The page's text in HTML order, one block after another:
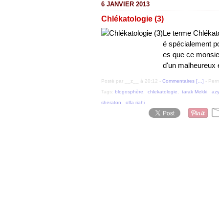
6 JANVIER 2013
Chlékatologie (3)
Le terme
é spécialement
es que ce
d'un malheureux
Posté par __z__ à 20:12 - Commentaires [ ] -
Tags: blogosphère chlekatologie tarak Mekki
sheraton
olfa riahi